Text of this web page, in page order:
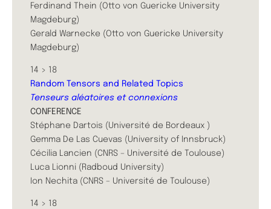
Ferdinand Thein (Otto von Guericke University
Magdeburg)
Gerald Warnecke (Otto von Guericke University
Magdeburg)
14 > 18
Random Tensors and Related Topics
Tenseurs aléatoires et connexions
CONFERENCE
Stéphane Dartois (Université de Bordeaux )
Gemma De Las Cuevas (University of Innsbruck)
Cécilia Lancien (CNRS – Université de Toulouse)
Luca Lionni (Radboud University)
Ion Nechita (CNRS – Université de Toulouse)
14 > 18